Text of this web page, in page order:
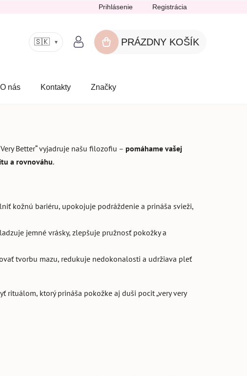
Prihlásenie Registrácia
🇸🇰 ▾
NÁKUPNÝ
PRÁZDNY KOŠÍK
O nás Kontakty Značky
Better“ vyjadruje našu filozofiu – pomáhame vašej
a rovnováhu.
kožnú bariéru, upokojuje podráždenie a prináša svieži,
jemné vrásky, zlepšuje pružnosť pokožky a
tvorbu mazu, redukuje nedokonalosti a udržiava pleť
rituálom, ktorý prináša pokožke aj duši pocit „very very